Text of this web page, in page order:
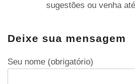
sugestões ou venha
Deixe sua mensagem
Seu nome (obrigatório)